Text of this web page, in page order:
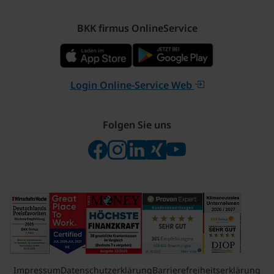
BKK firmus OnlineService
Login Online-Service Web
Folgen Sie uns
Folgen Sie uns auf Facebook
Folgen Sie uns auf Instagram
Besuchen Sie uns bei
Besuchen Sie uns bei
Besuchen Sie uns
ImpressumDatenschutzerklärungBarrierefreiheitserklärung